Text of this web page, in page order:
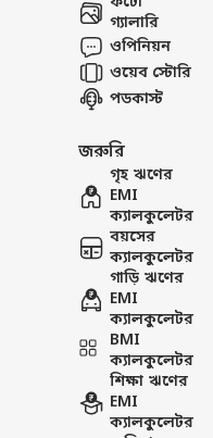
গ্যালারি
ওপিনিয়ন
ওয়েব স্টোরি
পডকাস্ট
জরুরি
গৃহ ঋণের
EMI
ক্যালকুলেটর
বয়সের
ক্যালকুলেটর
গাড়ি ঋণের
EMI
ক্যালকুলেটর
BMI
ক্যালকুলেটর
শিক্ষা ঋণের
EMI
ক্যালকুলেটর